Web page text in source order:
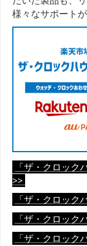
様々なサポート
「ザ・クロック
>>
「ザ・クロック
「ザ・クロッ
「ザ・クロッ